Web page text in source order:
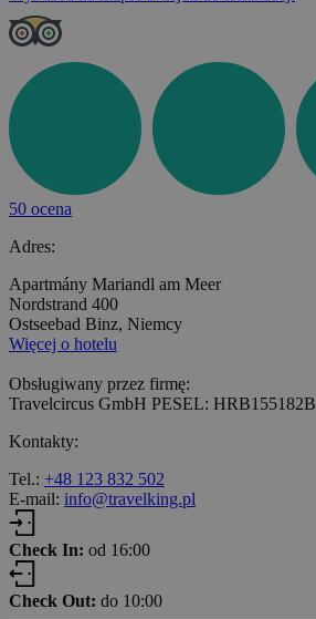
50 ocena
Adres:
Apartmány Mariandl am Meer
Nordstrand 400
Ostseebad Binz, Niemcy
Więcej o hotelu
Obsługiwany przez firmę:
Travelcircus GmbH PESEL: HRB155182B
Kontakty:
Tel.: +48 123 832 502
E-mail: info@travelking.pl
Check In: od 16:00
Check Out: do 10:00